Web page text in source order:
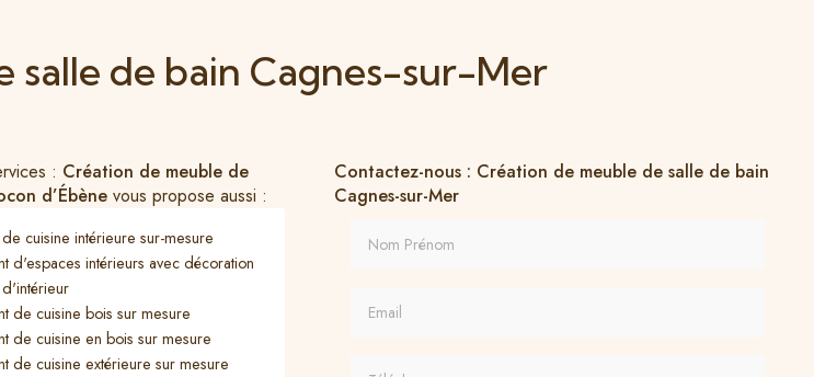
salle de bain Cagnes-sur-Mer
: Création de meuble de
d’Ébènevous propose aussi :
cuisine intérieure sur-mesure
d'espaces intérieurs avec décoration
de cuisine bois sur mesure
de cuisine en bois sur mesure
de cuisine extérieure sur mesure
Contactez-nous : Création de meuble de salle de bain
Cagnes-sur-Mer